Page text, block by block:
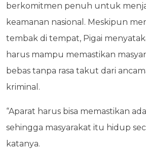
berkomitmen penuh untuk
keamanan nasional. Meskipun
tembak di tempat, Pigai
harus mampu memastikan
bebas tanpa rasa takut dari
kriminal.
“Aparat harus bisa memastikan
sehingga masyarakat itu hidup
katanya.